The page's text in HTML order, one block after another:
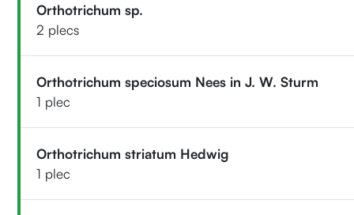
Orthotrichum sp.
2 plecs
Orthotrichum speciosum Nees in J. W. Sturm
1 plec
Orthotrichum striatum Hedwig
1 plec